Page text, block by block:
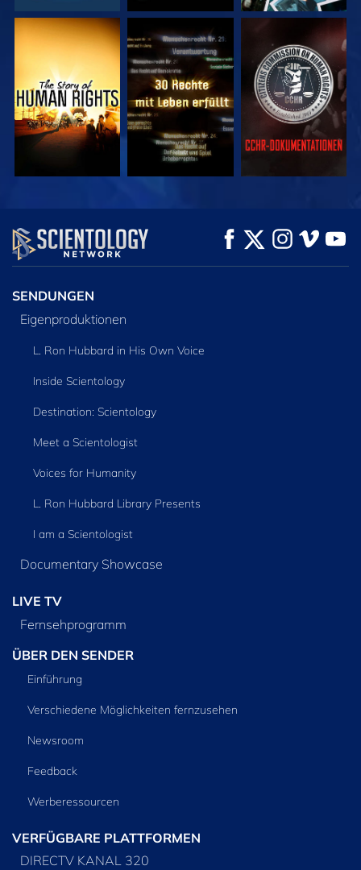
ANSEHEN ANSEHEN ANSEHEN
ANSEHEN
SERIE
ENTDECKEN
SENDUNGEN
Eigenproduktionen
L. Ron Hubbard in His Own Voice
Inside Scientology
Destination: Scientology
Meet a Scientologist
Voices for Humanity
L. Ron Hubbard Library Presents
I am a Scientologist
Documentary Showcase
LIVE TV
Fernsehprogramm
ÜBER DEN SENDER
Einführung
Verschiedene Möglichkeiten fernzusehen
Newsroom
Feedback
Werberessourcen
VERFÜGBARE PLATTFORMEN
DIRECTV KANAL 320